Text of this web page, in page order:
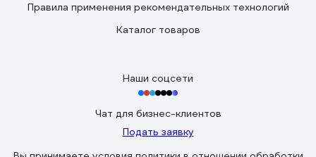
Правила применения рекомендательных технологий
Каталог товаров
Наши соцсети
Чат для бизнес-клиентов
Подать заявку